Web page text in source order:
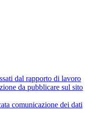
dal rapporto di lavoro
da pubblicare sul sito
comunicazione dei dati